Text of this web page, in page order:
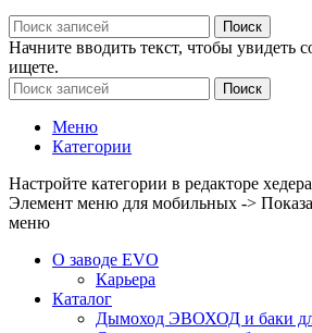
Поиск
Начните вводить текст, чтобы увидеть
ищете.
Поиск
Меню
Категории
Настройте категории в редакторе
Элемент меню для мобильных ->
меню
О заводе EVO
Карьера
Каталог
Дымоход ЭВОХОД и баки